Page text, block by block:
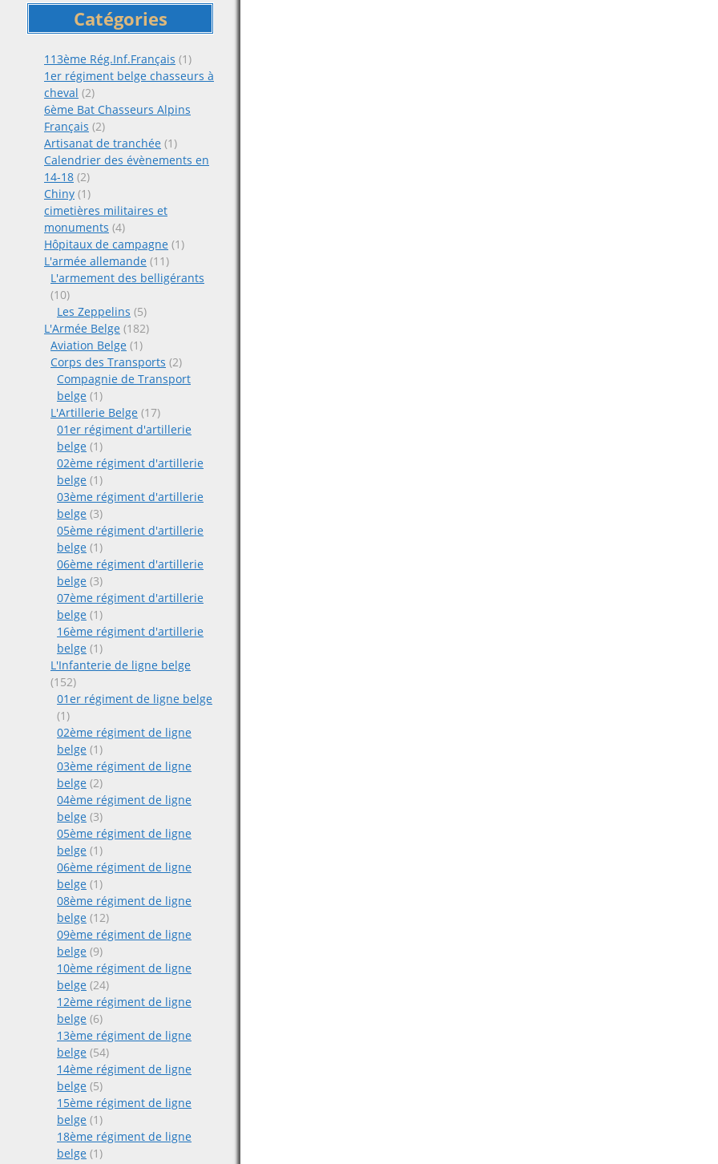
Catégories
113ème Rég.Inf.Français (1)
1er régiment belge chasseurs à
cheval (2)
6ème Bat Chasseurs Alpins
Français (2)
Artisanat de tranchée (1)
Calendrier des évènements en
14-18 (2)
Chiny (1)
cimetières militaires et
monuments (4)
Hôpitaux de campagne (1)
L'armée allemande (11)
L'armement des belligérants
(10)
Les Zeppelins (5)
L'Armée Belge (182)
Aviation Belge (1)
Corps des Transports (2)
Compagnie de Transport
belge (1)
L'Artillerie Belge (17)
01er régiment d'artillerie
belge (1)
02ème régiment d'artillerie
belge (1)
03ème régiment d'artillerie
belge (3)
05ème régiment d'artillerie
belge (1)
06ème régiment d'artillerie
belge (3)
07ème régiment d'artillerie
belge (1)
16ème régiment d'artillerie
belge (1)
L'Infanterie de ligne belge
(152)
01er régiment de ligne belge
(1)
02ème régiment de ligne
belge (1)
03ème régiment de ligne
belge (2)
04ème régiment de ligne
belge (3)
05ème régiment de ligne
belge (1)
06ème régiment de ligne
belge (1)
08ème régiment de ligne
belge (12)
09ème régiment de ligne
belge (9)
10ème régiment de ligne
belge (24)
12ème régiment de ligne
belge (6)
13ème régiment de ligne
belge (54)
14ème régiment de ligne
belge (5)
15ème régiment de ligne
belge (1)
18ème régiment de ligne
belge (1)